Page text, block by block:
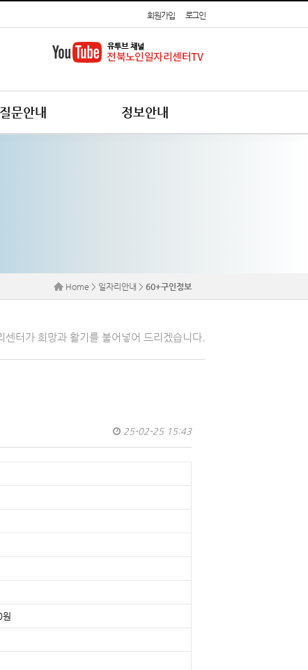
회원가입 로그인
질문안내 정보안내
Home > 일자리안내 > 60+구인정보
터가 희망과 활기를 불어넣어 드리겠습니다.
25-02-25 15:43